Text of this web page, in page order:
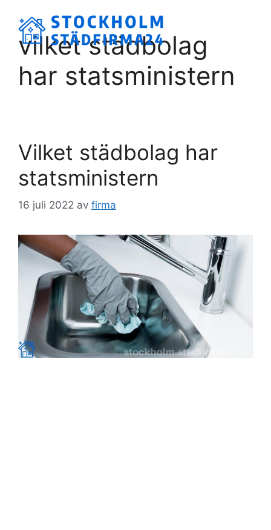
innehållvilket städbolag
har statsministern
Vilket städbolag har
statsministern
16 juli 2022 av firma